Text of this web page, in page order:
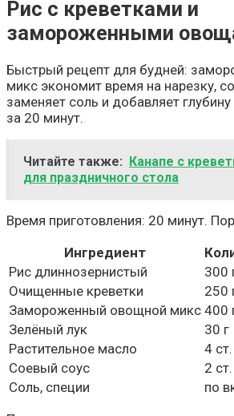
Рис с креветками и
замороженными
Быстрый рецепт для будней:
микс экономит время на нарезку,
заменяет соль и добавляет
за 20 минут.
Читайте также:
Канапе с
для праздничного стола
Время приготовления: 20 минут.
Ингредиент
Рис длиннозернистый
300
Очищенные креветки
250
Замороженный овощной микс 400
Зелёный лук
30 г
Растительное масло
4
Соевый соус
2
Соль, специи
по